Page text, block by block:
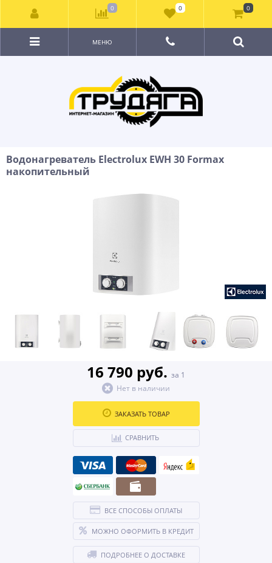
МЕНЮ
Водонагреватель Electrolux EWH 30 Formax
накопительный
16 790 руб. за 1
Нет в наличии
ЗАКАЗАТЬ ТОВАР
СРАВНИТЬ
ВСЕ СПОСОБЫ ОПЛАТЫ
МОЖНО ОФОРМИТЬ В КРЕДИТ
ПОДРОБНЕЕ О ДОСТАВКЕ
0 0 0